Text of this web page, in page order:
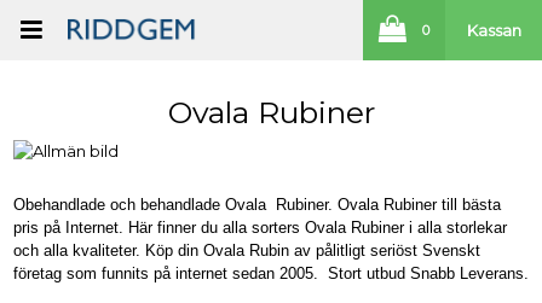
0 Kassan
Ovala Rubiner
Obehandlade och behandlade Ovala Rubiner. Ovala Rubiner till bästa
pris på Internet. Här finner du alla sorters Ovala Rubiner i alla storlekar
och alla kvaliteter. Köp din Ovala Rubin av pålitligt seriöst Svenskt
företag som funnits på internet sedan 2005. Stort utbud Snabb Leverans.